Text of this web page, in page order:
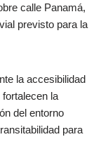
calle Panamá,
previsto para la
la accesibilidad
la
del entorno
para